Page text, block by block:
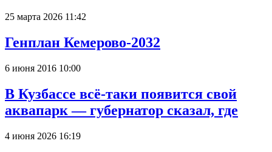
25 марта 2026 11:42
Генплан Кемерово-2032
6 июня 2016 10:00
В Кузбассе всё-таки появится свой
аквапарк — губернатор сказал, где
4 июня 2026 16:19